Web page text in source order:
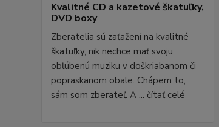
Kvalitné CD a kazetové škatuľky,
DVD boxy
Zberatelia sú zaťažení na kvalitné
škatuľky, nik nechce mať svoju
obľúbenú muziku v doškriabanom či
popraskanom obale. Chápem to,
sám som zberateľ. A ... čítať celé